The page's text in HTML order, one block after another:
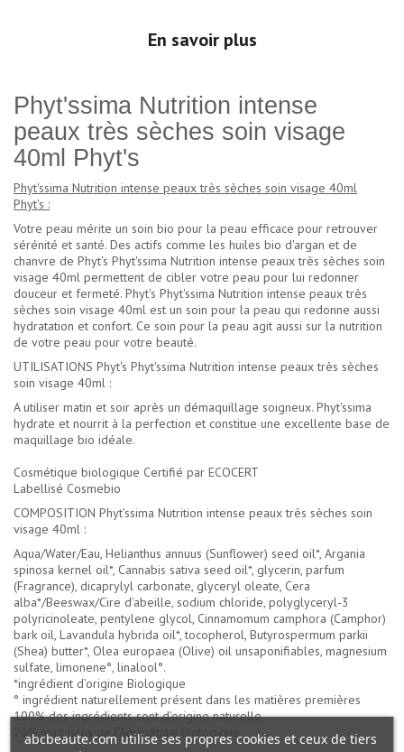
En savoir plus
Phyt'ssima Nutrition intense
peaux très sèches soin visage
40ml Phyt's
Phyt'ssima Nutrition intense peaux très sèches soin visage 40ml
Phyt's :
Votre peau mérite un soin bio pour la peau efficace pour retrouver
sérénité et santé. Des actifs comme les huiles bio d'argan et de
chanvre de Phyt's Phyt'ssima Nutrition intense peaux très sèches soin
visage 40ml permettent de cibler votre peau pour lui redonner
douceur et fermeté. Phyt's Phyt'ssima Nutrition intense peaux très
sèches soin visage 40ml est un soin pour la peau qui redonne aussi
hydratation et confort. Ce soin pour la peau agit aussi sur la nutrition
de votre peau pour votre beauté.
UTILISATIONS Phyt's Phyt'ssima Nutrition intense peaux très sèches
soin visage 40ml :
A utiliser matin et soir après un démaquillage soigneux. Phyt'ssima
hydrate et nourrit à la perfection et constitue une excellente base de
maquillage bio idéale.
Cosmétique biologique Certifié par ECOCERT
Labellisé Cosmebio
COMPOSITION Phyt'ssima Nutrition intense peaux très sèches soin
visage 40ml :
Aqua/Water/Eau, Helianthus annuus (Sunflower) seed oil*, Argania
spinosa kernel oil*, Cannabis sativa seed oil*, glycerin, parfum
(Fragrance), dicaprylyl carbonate, glyceryl oleate, Cera
alba*/Beeswax/Cire d’abeille, sodium chloride, polyglyceryl-3
polyricinoleate, pentylene glycol, Cinnamomum camphora (Camphor)
bark oil, Lavandula hybrida oil*, tocopherol, Butyrospermum parkii
(Shea) butter*, Olea europaea (Olive) oil unsaponifiables, magnesium
sulfate, limonene°, linalool°.
*ingrédient d’origine Biologique
° ingrédient naturellement présent dans les matières premières
100% des ingrédients sont d’origine naturelle
20% sont issus de l’Agriculture Biologique
abcbeaute.com utilise ses propres cookies et ceux de tiers